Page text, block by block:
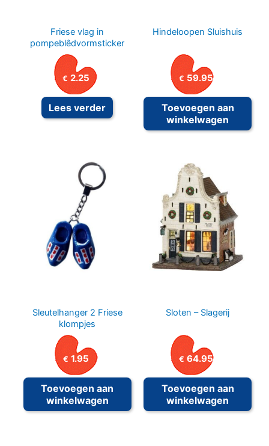
Friese vlag in
pompeblêdvormsticker
€ 2.25
Lees verder
Hindeloopen Sluishuis
€ 59.95
Toevoegen aan
winkelwagen
Sleutelhanger 2 Friese
klompjes
€ 1.95
Toevoegen aan
winkelwagen
Sloten – Slagerij
€ 64.95
Toevoegen aan
winkelwagen